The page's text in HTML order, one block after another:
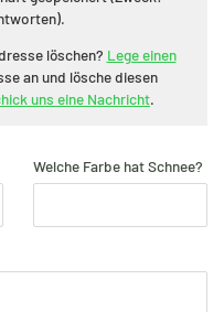
löschen? Lege einen
an und lösche diesen
uns eine Nachricht.
Welche Farbe hat Schnee?